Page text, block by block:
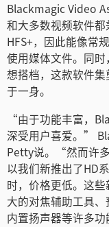
Blackmagic Video
和大多数视频软件都
HFS+，因此能像常
使用媒体文件。同
想搭档，这款软件
于一身。
“由于功能丰富，
深受用户喜爱。”
Petty说。“然而许
以我们新推出了HD
时，价格更低。这
大的对焦辅助工具、
内置扬声器等许多功